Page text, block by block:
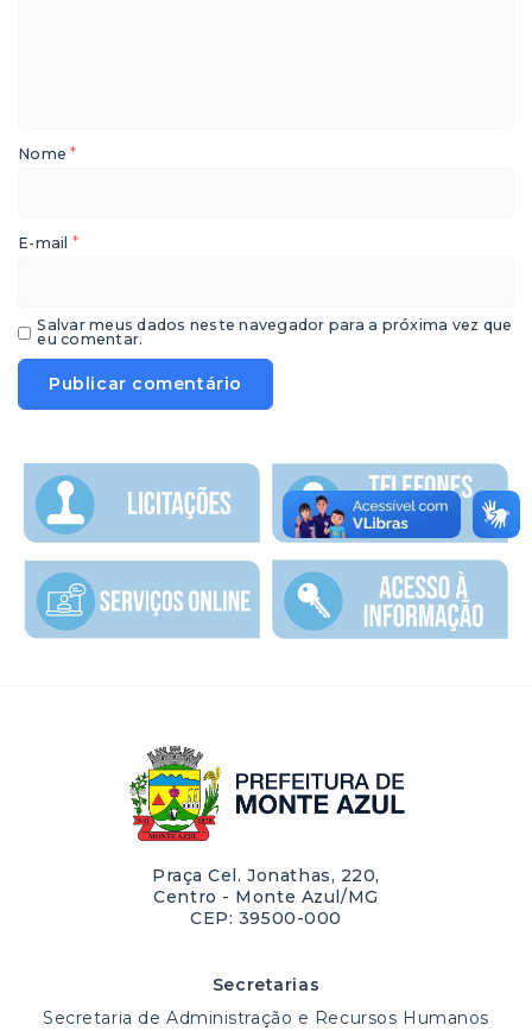
Nome*
E-mail *
Salvar meus dados neste navegador para a próxima vez que
eu comentar.
Praça Cel. Jonathas, 220,
Centro - Monte Azul/MG
CEP: 39500-000
Secretarias
Secretaria de Administração e Recursos Humanos